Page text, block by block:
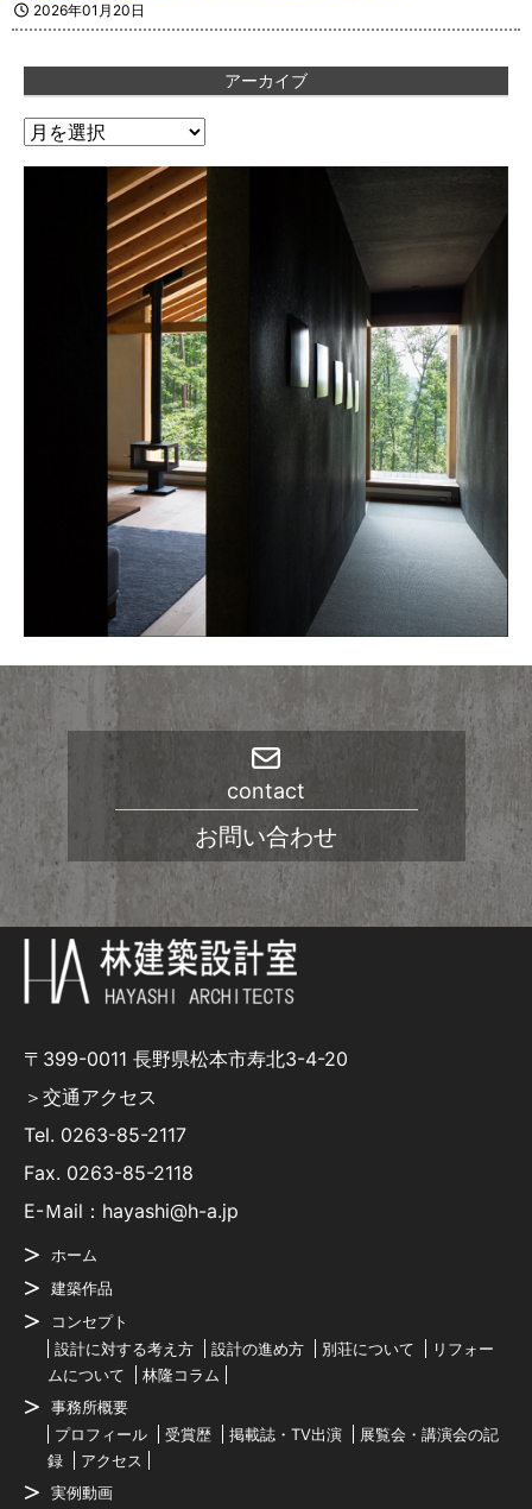
2026年01月20日
アーカイブ
ア
contact
お問い合わせ
〒399-0011 長野県松本市寿北3-4-20
＞交通アクセス
Tel. 0263-85-2117
Fax. 0263-85-2118
E-Ｍail：hayashi@h-a.jp
ホーム
建築作品
コンセプト
設計に対する考え方
設計の進め方 別荘について
リフォー
ムについて
林隆コラム
事務所概要
プロフィール
受賞歴 掲載誌・TV出演
展覧会・講演会の記
録
アクセス
実例動画